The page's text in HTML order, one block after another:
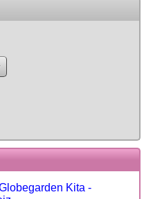
Kita -